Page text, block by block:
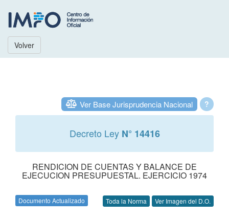
Volver
?
Ver Base Jurisprudencia Nacional
Decreto Ley N° 14416
RENDICION DE CUENTAS Y BALANCE DE
EJECUCION PRESUPUESTAL. EJERCICIO 1974
Documento Actualizado Toda la Norma Ver Imagen del D.O.